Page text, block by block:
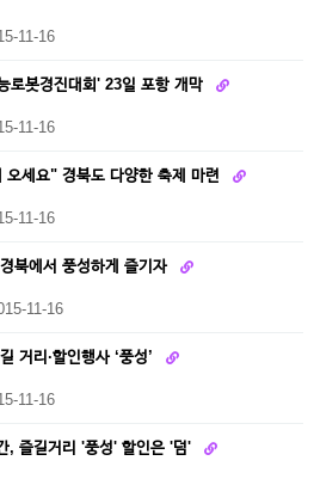
11-16
로봇경진대회' 23일 포항 개막
11-16
세요" 경북도 다양한 축제 마련
11-16
북에서 풍성하게 즐기자
11-16
거리·할인행사 ‘풍성’
11-16
, 즐길거리 '풍성' 할인은 '덤'